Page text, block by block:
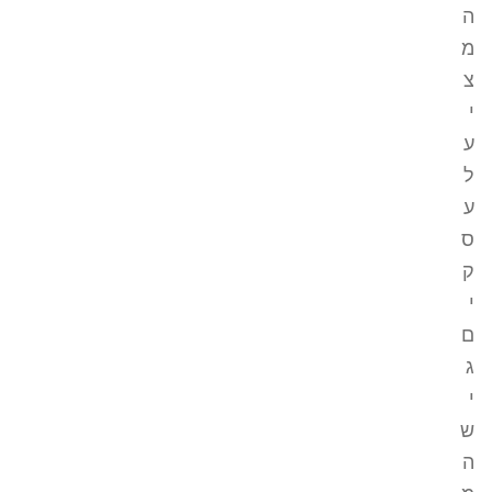
ה
מ
צ
י
ע
ל
ע
ס
ק
י
ם
ג
י
ש
ה